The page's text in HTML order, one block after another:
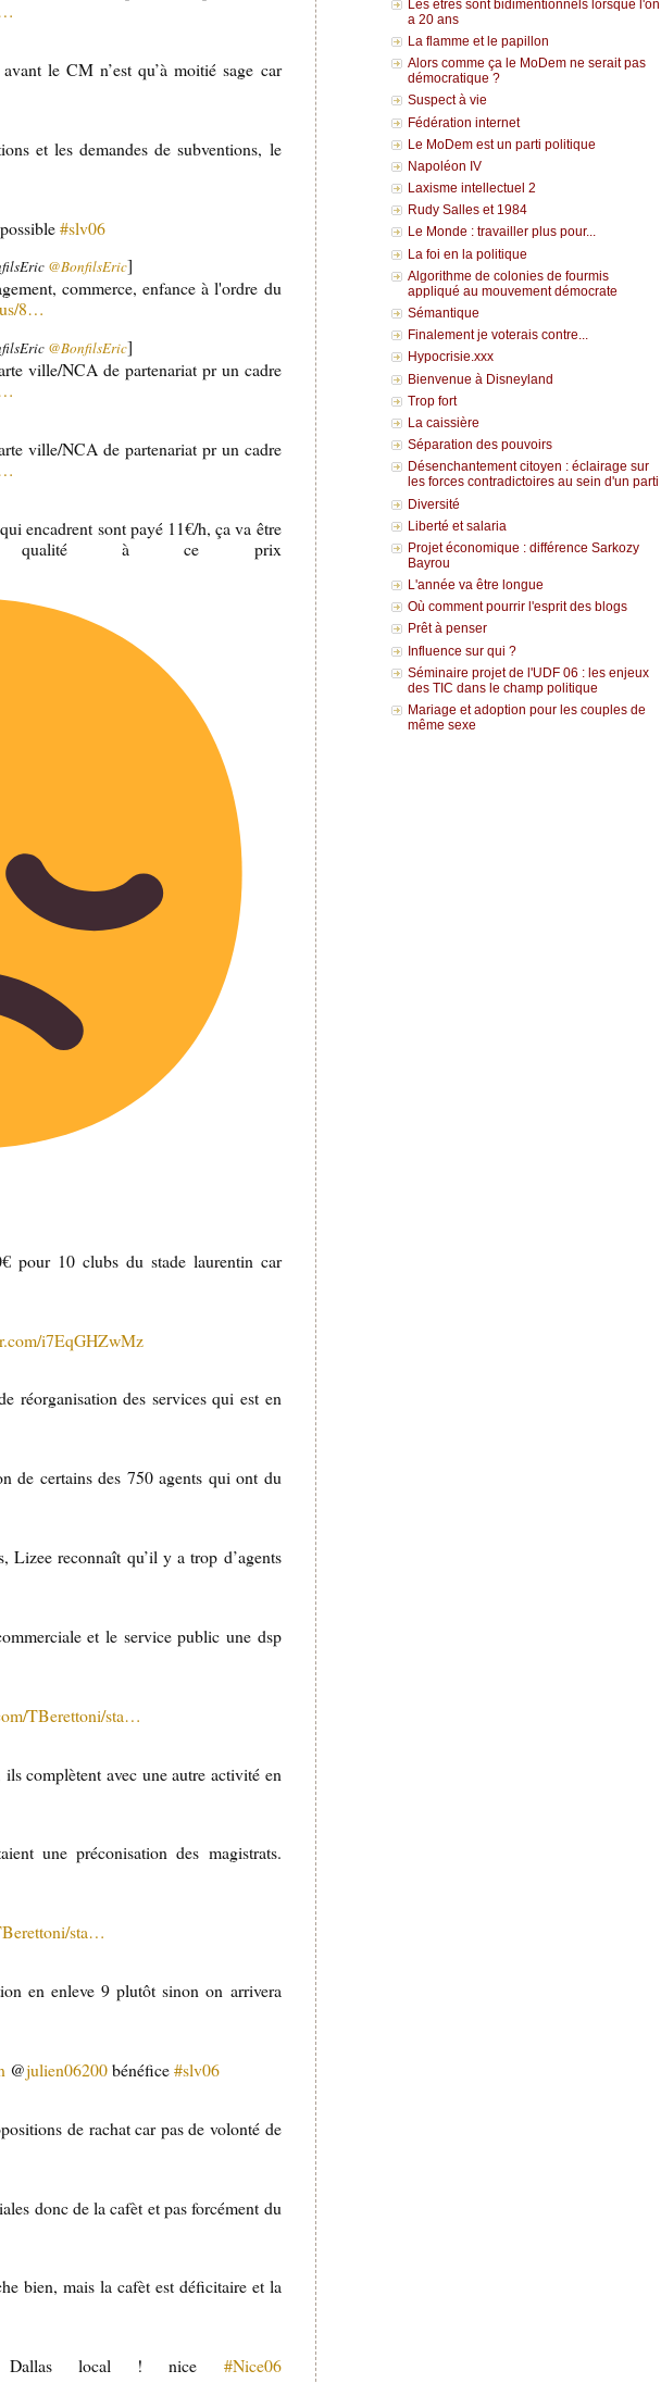
le CM n’est qu’à moitié sage car
et les demandes de subventions, le
#slv06
@BonfilsEric]
commerce, enfance à l'ordre du
8…
@BonfilsEric]
ville/NCA de partenariat pr un cadre
ville/NCA de partenariat pr un cadre
encadrent sont payé 11€/h, ça va être
à ce prix
pour 10 clubs du stade laurentin car
i7EqGHZwMz
réorganisation des services qui est en
de certains des 750 agents qui ont du
Lizee reconnaît qu’il y a trop d’agents
et le service public une dsp
TBerettoni/sta…
ils complètent avec une autre activité en
une préconisation des magistrats.
sta…
en enleve 9 plutôt sinon on arrivera
@julien06200bénéfice#slv06
de rachat car pas de volonté de
donc de la cafèt et pas forcément du
bien, mais la cafèt est déficitaire et la
local ! nice #Nice06
Les êtres sont bidimentionnels lorsque l'on
a 20 ans
La flamme et le papillon
Alors comme ça le MoDem ne serait pas
démocratique ?
Suspect à vie
Fédération internet
Le MoDem est un parti politique
Napoléon IV
Laxisme intellectuel 2
Rudy Salles et 1984
Le Monde : travailler plus pour...
La foi en la politique
Algorithme de colonies de fourmis
appliqué au mouvement démocrate
Sémantique
Finalement je voterais contre...
Hypocrisie.xxx
Bienvenue à Disneyland
Trop fort
La caissière
Séparation des pouvoirs
Désenchantement citoyen : éclairage sur
les forces contradictoires au sein d'un parti
Diversité
Liberté et salaria
Projet économique : différence Sarkozy
Bayrou
L'année va être longue
Où comment pourrir l'esprit des blogs
Prêt à penser
Influence sur qui ?
Séminaire projet de l'UDF 06 : les enjeux
des TIC dans le champ politique
Mariage et adoption pour les couples de
même sexe